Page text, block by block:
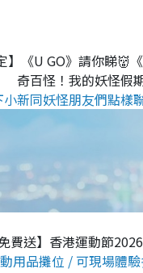
】《U GO》請你睇👹
奇百怪！我的妖怪假
新同妖怪朋友們點樣
費送】香港運動節
用品攤位 / 可現場體